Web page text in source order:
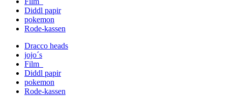
Diddl papir
pokemon
Rode-kassen
Dracco heads
jojo´s
Film
Diddl papir
pokemon
Rode-kassen